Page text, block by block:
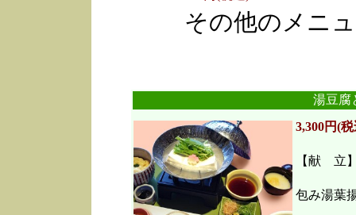
その他のメニ
湯豆腐
3,300円(
【献 立
包み湯葉